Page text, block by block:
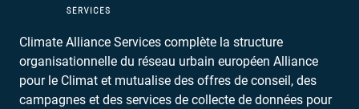
Climate Alliance Services complète la structure
organisationnelle du réseau urbain européen Alliance
pour le Climat et mutualise des offres de conseil, des
campagnes et des services de collecte de données pour